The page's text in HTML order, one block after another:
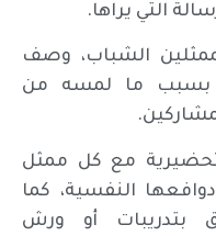
التي يراها.
الشباب، وصف
بسبب ما لمسه من
مع كل ممثل
النفسية، كما
بتدريبات أو ورش